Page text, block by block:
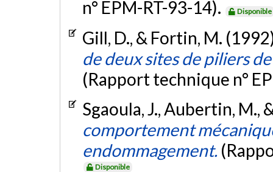
n° EPM-RT-93-14).
Disponible
Gill, D., & Fortin, M.
de deux sites de piliers
(Rapport technique n°
Sgaoula, J., Aubertin, M.,
comportement
endommagement.
Disponible